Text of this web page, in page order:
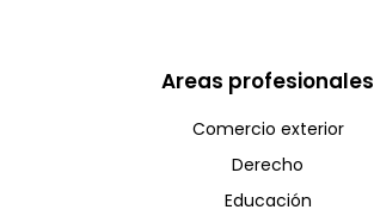
Areas profesionales
Comercio exterior
Derecho
Educación